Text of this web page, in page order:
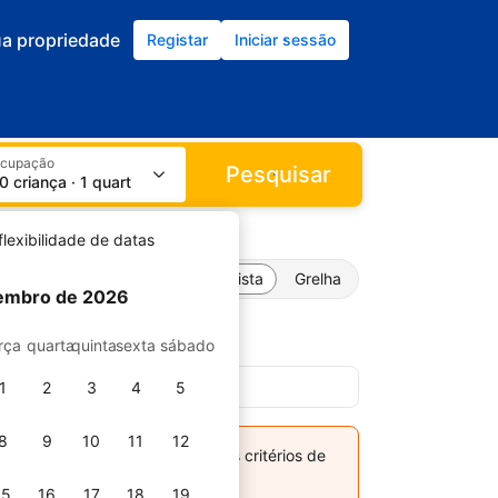
propriedade Registar Iniciar sessão
de datas
de 2026
quartaquintasexta sábado
1 2 3 4 5
8 9 10 11 12
16 17 18 19
criança · 1 quarto Pesquisar
Lista Grelha
correspondem aos outros critérios de